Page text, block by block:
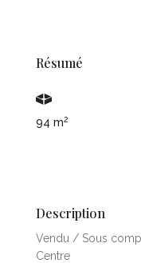
Résumé
94 m2
Description
Vendu / Sous
Centre